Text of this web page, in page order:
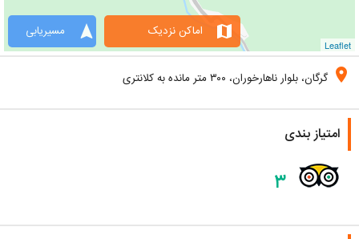
Leaflet
navigation مسیریابی map اماکن نزدیک
location_on گرگان، بلوار ناهارخوران، ۳۰۰ متر مانده به کلانتری
امتیاز بندی
۳